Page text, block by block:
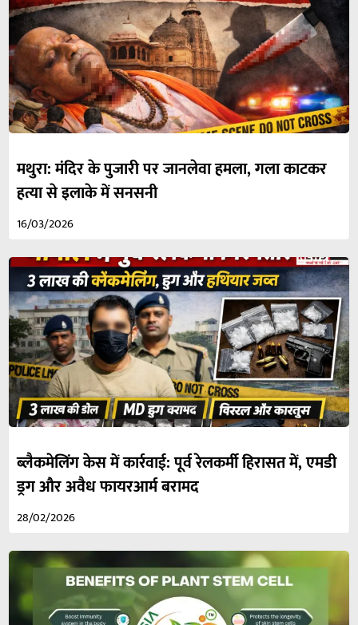
मथुरा: मंदिर के पुजारी पर जानलेवा हमला, गला काटकर
हत्या से इलाके में सनसनी
16/03/2026
ब्लैकमेलिंग केस में कार्रवाई: पूर्व रेलकर्मी हिरासत में, एमडी
ड्रग और अवैध फायरआर्म बरामद
28/02/2026